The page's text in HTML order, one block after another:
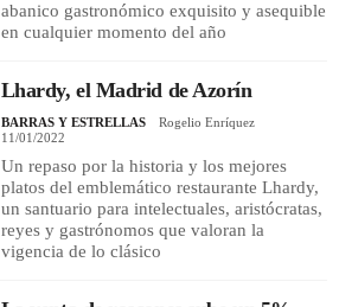
abanico gastronómico exquisito y asequible
en cualquier momento del año
Lhardy, el Madrid de Azorín
BARRAS Y ESTRELLAS
Rogelio Enríquez
11/01/2022
Un repaso por la historia y los mejores
platos del emblemático restaurante Lhardy,
un santuario para intelectuales, aristócratas,
reyes y gastrónomos que valoran la
vigencia de lo clásico